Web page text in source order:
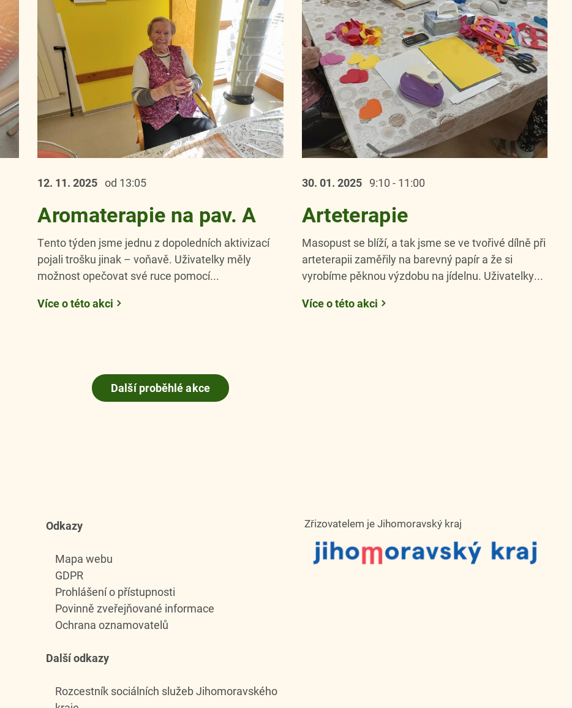
12. 11.2025 od 13:05
Aromaterapie na pav. A
Tento týden jsme jednu z dopoledních aktivizací
pojali trošku jinak – voňavě. Uživatelky měly
možnost opečovat své ruce pomocí...
Více o této akci
30. 01. 2025 9:10 - 11:00
Arteterapie
Masopust se blíží, a tak jsme se ve tvořivé dílně při
arteterapii zaměřily na barevný papír a že si
vyrobíme pěknou výzdobu na jídelnu. Uživatelky...
Více o této akci
Další proběhlé akce
Odkazy
Mapa webu
GDPR
Prohlášení o přístupnosti
Povinně zveřejňované informace
Ochrana oznamovatelů
Další odkazy
Rozcestník sociálních služeb Jihomoravského
Zřizovatelem je Jihomoravský kraj